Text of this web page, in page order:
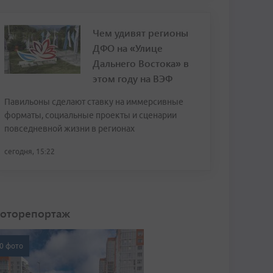
Чем удивят регионы
ДФО на «Улице
Дальнего Востока» в
этом году на ВЭФ
Павильоны сделают ставку на иммерсивные
форматы, социальные проекты и сценарии
повседневной жизни в регионах
сегодня, 15:22
фото